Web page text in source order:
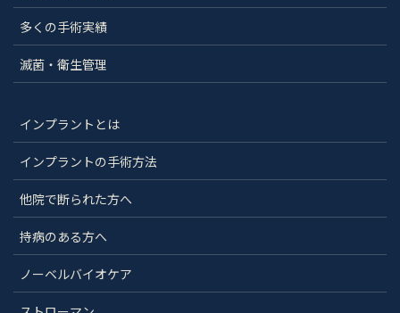
多くの手術実績
滅菌・衛生管理
インプラントとは
インプラントの手術方法
他院で断られた方へ
持病のある方へ
ノーベルバイオケア